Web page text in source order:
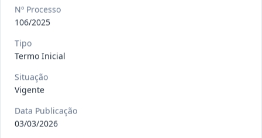
2023
Inicial
para apresentação musi
Situação
Nº Processo
106/2025
Tipo
Termo Inicial
Situação
Vigente
Data Publicação
03/03/2026